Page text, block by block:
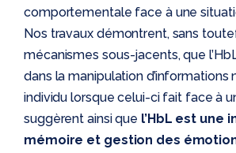
comportementale face à une
Nos travaux démontrent, sans
mécanismes sous-jacents, que
dans la manipulation d’informations
individu lorsque celui-ci fait face à
suggèrent ainsi que l’HbL est une
mémoire et gestion des